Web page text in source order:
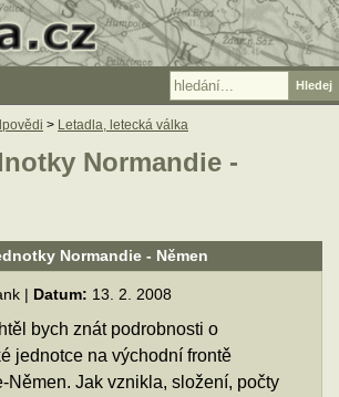
Normandie -
Normandie - Němen
| Datum: 13. 2. 2008
bych znát podrobnosti o
jednotce na východní frontě
Němen. Jak vznikla, složení, počty
> Letadla, letecká válka